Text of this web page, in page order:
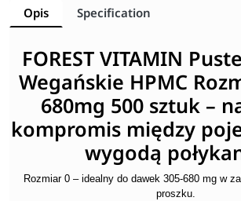
Opis Specification
FOREST VITAMIN
Wegańskie HPMC
680mg 500 sztuk –
kompromis między
wygodą
Rozmiar 0 – idealny do dawek 305-680 mg w
proszku.